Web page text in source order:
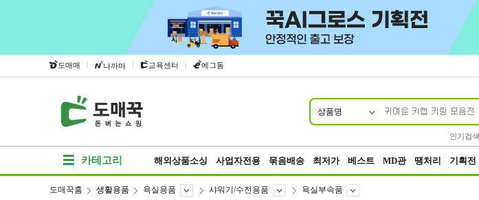
도매매 | 나까마 | 교육센터 | 에그돔
상품명
인기검
카테고리 해외상품소싱 사업자전용 묶음배송 최저가 베스트 MD관 땡처리 기획전
도매꾹홈 생활용품 욕실용품 샤워기/수전용품 욕실부속품